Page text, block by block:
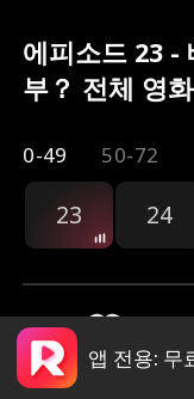
에피소드 23 -
부？ 전체 영화
0-49 50-72
23 24
974
앱 전용: 무